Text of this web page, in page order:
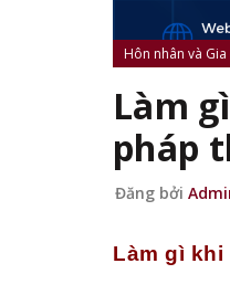
Hôn nhân và Gia
Làm
pháp
Đăng bởi
Làm gì